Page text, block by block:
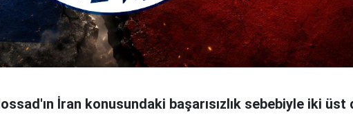
İran konusundaki başarısızlık sebebiyle iki üst